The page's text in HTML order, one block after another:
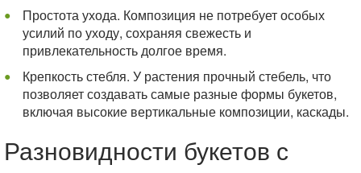
Простота ухода. Композиция не потребует особых
усилий по уходу, сохраняя свежесть и
привлекательность долгое время.
Крепкость стебля. У растения прочный стебель, что
позволяет создавать самые разные формы букетов,
включая высокие вертикальные композиции, каскады.
Разновидности букетов с